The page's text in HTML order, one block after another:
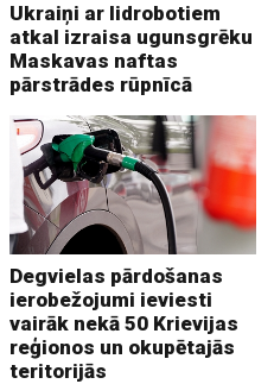
Ukraiņi ar lidrobotiem
atkal izraisa ugunsgrēku
Maskavas naftas
pārstrādes rūpnīcā
Degvielas pārdošanas
ierobežojumi ieviesti
vairāk nekā 50 Krievijas
reģionos un okupētajās
teritorijās